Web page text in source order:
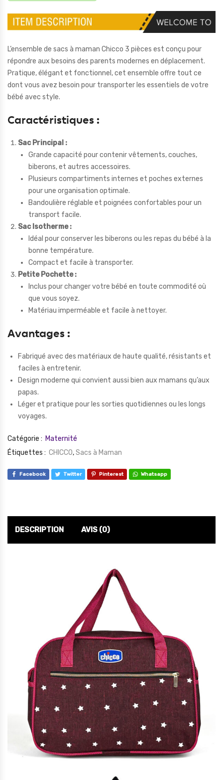
L’ensemble de sacs à maman Chicco 3 pièces est conçu pour
répondre aux besoins des parents modernes en déplacement.
Pratique, élégant et fonctionnel, cet ensemble offre tout ce
dont vous avez besoin pour transporter les essentiels de votre
bébé avec style.
Caractéristiques :
Sac Principal :
Grande capacité pour contenir vêtements, couches,
biberons, et autres accessoires.
Plusieurs compartiments internes et poches externes
pour une organisation optimale.
Bandoulière réglable et poignées confortables pour un
transport facile.
Sac Isotherme :
Idéal pour conserver les biberons ou les repas du bébé à la
bonne température.
Compact et facile à transporter.
Petite Pochette :
Inclus pour changer votre bébé en toute commodité où
que vous soyez.
Matériau imperméable et facile à nettoyer.
Avantages :
Fabriqué avec des matériaux de haute qualité, résistants et
faciles à entretenir.
Design moderne qui convient aussi bien aux mamans qu’aux
papas.
Léger et pratique pour les sorties quotidiennes ou les longs
voyages.
Catégorie : Maternité
Étiquettes : CHICCO,Sacs à Maman
Facebook Twitter Pinterest Whatsapp
DESCRIPTION AVIS (0)